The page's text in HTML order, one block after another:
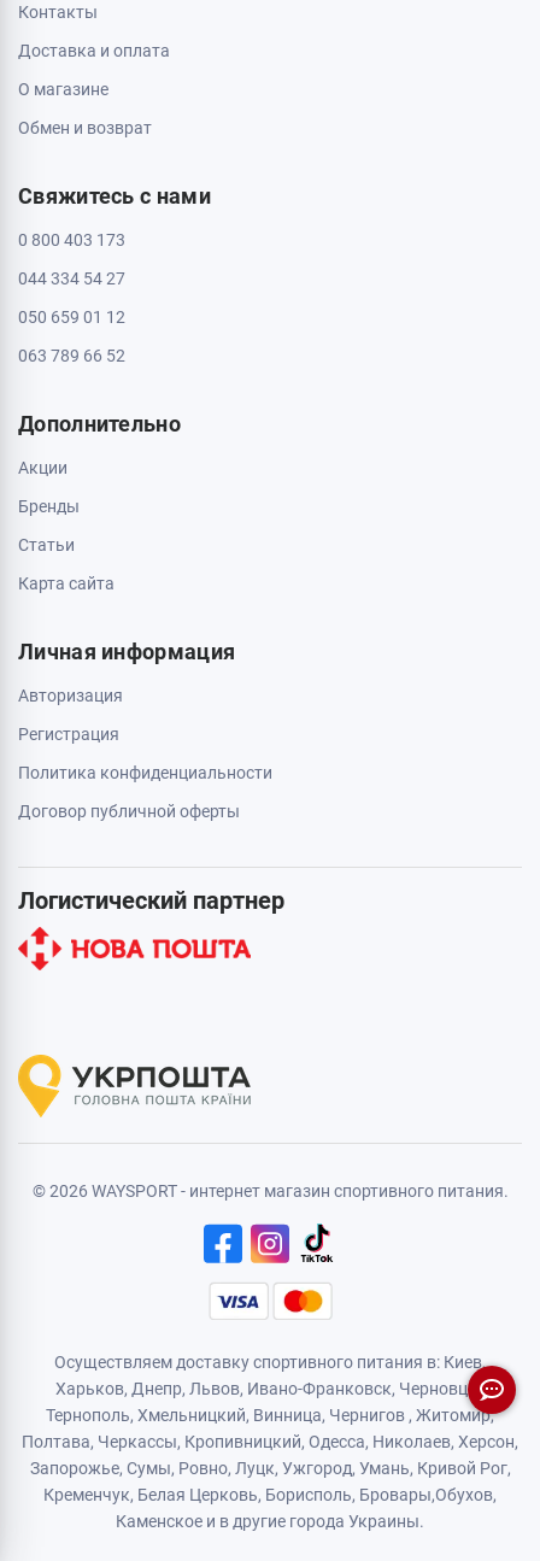
Контакты
Доставка и оплата
О магазине
Обмен и возврат
Свяжитесь с нами
0 800 403 173
044 334 54 27
050 659 01 12
063 789 66 52
Дополнительно
Акции
Бренды
Статьи
Карта сайта
Личная информация
Авторизация
Регистрация
Политика конфиденциальности
Договор публичной оферты
Логистический партнер
© 2026 WAYSPORT - интернет магазин спортивного питания.
Осуществляем доставку спортивного питания в: Киев,
Харьков, Днепр, Львов, Ивано-Франковск, Черновцы,
Тернополь, Хмельницкий, Винница, Чернигов , Житомир,
Полтава, Черкассы, Кропивницкий, Одесса, Николаев, Херсон,
Запорожье, Сумы, Ровно, Луцк, Ужгород, Умань, Кривой Рог,
Кременчук, Белая Церковь, Борисполь, Бровары,Обухов,
Каменское и в другие города Украины.